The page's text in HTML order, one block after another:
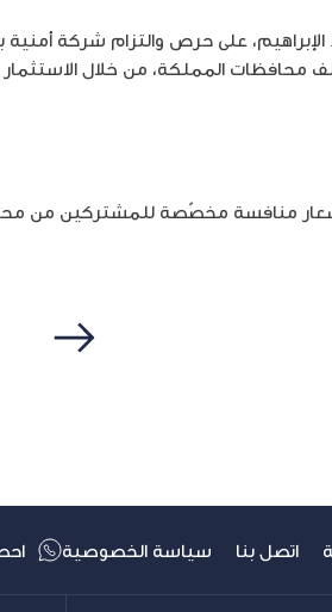
الإبراهيم، على حرص والتزام شركة
محافظات المملكة، من خلال
منافسة مخصّصة للمشتركين من
اتصل بنا سياسة الخصوصية